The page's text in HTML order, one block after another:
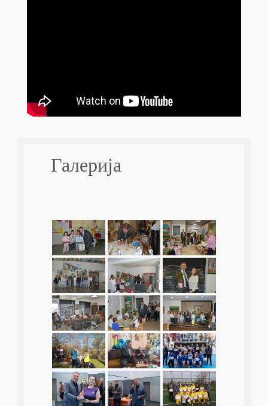
Галерија